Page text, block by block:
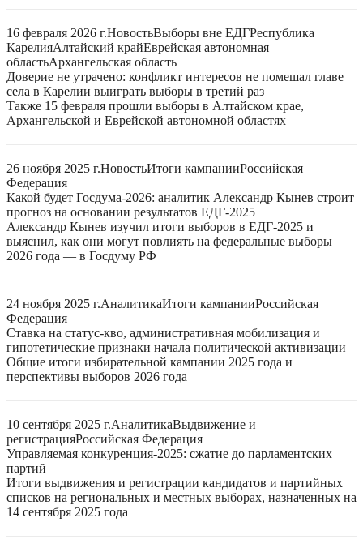
16 февраля 2026 г.НовостьВыборы вне ЕДГРеспублика
КарелияАлтайский крайЕврейская автономная
областьАрхангельская область
Доверие не утрачено: конфликт интересов не помешал главе
села в Карелии выиграть выборы в третий раз
Также 15 февраля прошли выборы в Алтайском крае,
Архангельской и Еврейской автономной областях
26 ноября 2025 г.НовостьИтоги кампанииРоссийская
Федерация
Какой будет Госдума-2026: аналитик Александр Кынев строит
прогноз на основании результатов ЕДГ-2025
Александр Кынев изучил итоги выборов в ЕДГ-2025 и
выяснил, как они могут повлиять на федеральные выборы
2026 года — в Госдуму РФ
24 ноября 2025 г.АналитикаИтоги кампанииРоссийская
Федерация
Ставка на статус-кво, административная мобилизация и
гипотетические признаки начала политической активизации
Общие итоги избирательной кампании 2025 года и
перспективы выборов 2026 года
10 сентября 2025 г.АналитикаВыдвижение и
регистрацияРоссийская Федерация
Управляемая конкуренция-2025: сжатие до парламентских
партий
Итоги выдвижения и регистрации кандидатов и партийных
списков на региональных и местных выборах, назначенных на
14 сентября 2025 года